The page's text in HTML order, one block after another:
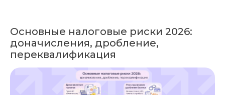
Основные налоговые риски 2026:
доначисления, дробление,
переквалификация